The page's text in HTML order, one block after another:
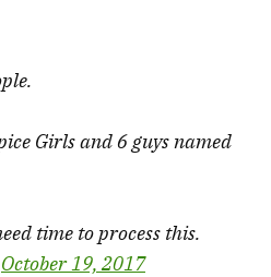
Girls and 6 guys named
time to process this.
October 19, 2017